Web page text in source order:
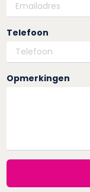
Telefoon
Opmerkingen